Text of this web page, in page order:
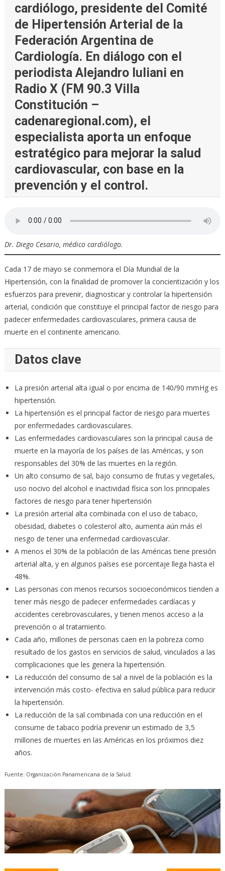
cardiólogo, presidente del Comité
de Hipertensión Arterial de la
Federación Argentina de
Cardiología. En diálogo con el
periodista Alejandro Iuliani en
Radio X (FM 90.3 Villa
Constitución –
cadenaregional.com), el
especialista aporta un enfoque
estratégico para mejorar la salud
cardiovascular, con base en la
prevención y el control.
Dr. Diego Cesario, médico cardiólogo.
Cada 17 de mayo se conmemora el Día Mundial de la
Hipertensión, con la finalidad de promover la concientización y los
esfuerzos para prevenir, diagnosticar y controlar la hipertensión
arterial, condición que constituye el principal factor de riesgo para
padecer enfermedades cardiovasculares, primera causa de
muerte en el continente americano.
Datos clave
La presión arterial alta igual o por encima de 140/90 mmHg es
hipertensión.
La hipertensión es el principal factor de riesgo para muertes
por enfermedades cardiovasculares.
Las enfermedades cardiovasculares son la principal causa de
muerte en la mayoría de los países de las Américas, y son
responsables del 30% de las muertes en la región.
Un alto consumo de sal, bajo consumo de frutas y vegetales,
uso nocivo del alcohol e inactividad física son los principales
factores de riesgo para tener hipertensión
La presión arterial alta combinada con el uso de tabaco,
obesidad, diabetes o colesterol alto, aumenta aún más el
riesgo de tener una enfermedad cardiovascular.
A menos el 30% de la población de las Américas tiene presión
arterial alta, y en algunos países ese porcentaje llega hasta el
48%.
Las personas con menos recursos socioeconómicos tienden a
tener más riesgo de padecer enfermedades cardíacas y
accidentes cerebrovasculares, y tienen menos acceso a la
prevención o al tratamiento.
Cada año, millones de personas caen en la pobreza como
resultado de los gastos en servicios de salud, vinculados a las
complicaciones que les genera la hipertensión.
La reducción del consumo de sal a nivel de la población es la
intervención más costo- efectiva en salud pública para reducir
la hipertensión.
La reducción de la sal combinada con una reducción en el
consume de tabaco podría prevenir un estimado de 3,5
millones de muertes en las Américas en los próximos diez
años.
Fuente: Organización Panamericana de la Salud.